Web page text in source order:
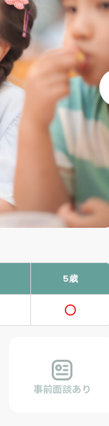
5歳
事前面談あり